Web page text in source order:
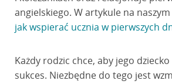
angielskiego. W artykule na
jak wspierać ucznia w pierwszych
Każdy rodzic chce, aby jego
sukces. Niezbędne do tego jest